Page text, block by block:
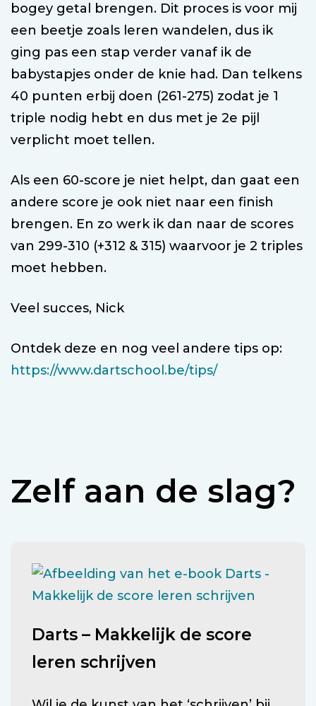
bogey getal brengen. Dit proces is voor mij
een beetje zoals leren wandelen, dus ik
ging pas een stap verder vanaf ik de
babystapjes onder de knie had. Dan telkens
40 punten erbij doen (261-275) zodat je 1
triple nodig hebt en dus met je 2e pijl
verplicht moet tellen.
Als een 60-score je niet helpt, dan gaat een
andere score je ook niet naar een finish
brengen. En zo werk ik dan naar de scores
van 299-310 (+312 & 315) waarvoor je 2 triples
moet hebben.
Veel succes, Nick
Ontdek deze en nog veel andere tips op:
https://www.dartschool.be/tips/
Zelf aan de slag?
Darts – Makkelijk de score
leren schrijven